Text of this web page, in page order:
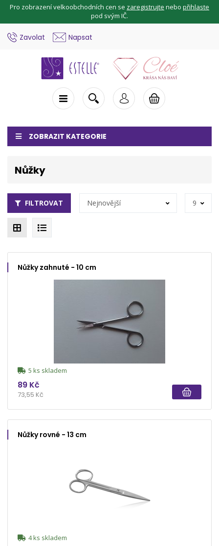
Pro zobrazení velkoobchodních cen se zaregistrujte nebo přihlaste
pod svým IČ.
Zavolat Napsat
ZOBRAZIT KATEGORIE
Nůžky
FILTROVAT Nejnovější 9
Nůžky zahnuté - 10 cm
5 ks skladem
89 Kč
73,55 Kč
Nůžky rovné - 13 cm
4 ks skladem